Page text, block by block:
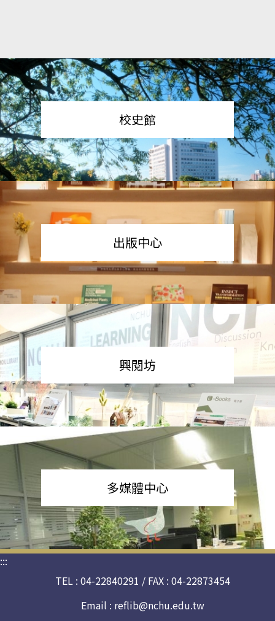
校史館
出版中心
興閱坊
多媒體中心
:::
TEL : 04-22840291 / FAX : 04-22873454
Email : reflib@nchu.edu.tw